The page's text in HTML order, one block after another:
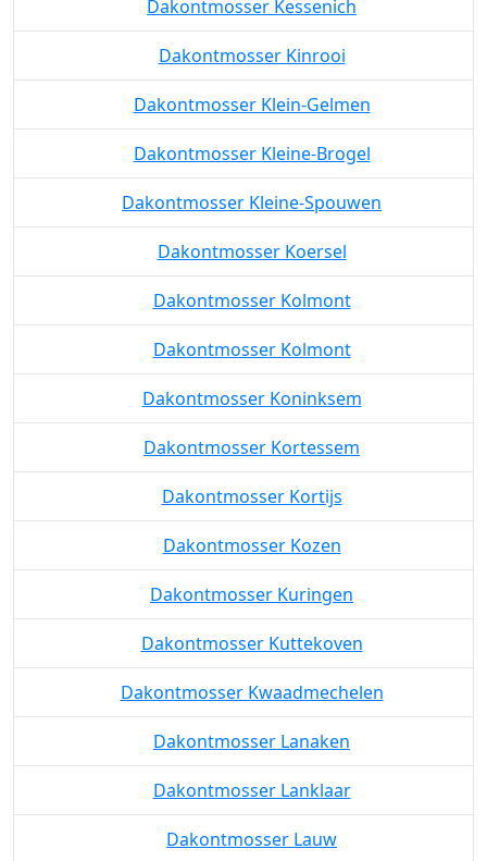
Dakontmosser Kessenich
Dakontmosser Kinrooi
Dakontmosser Klein-Gelmen
Dakontmosser Kleine-Brogel
Dakontmosser Kleine-Spouwen
Dakontmosser Koersel
Dakontmosser Kolmont
Dakontmosser Kolmont
Dakontmosser Koninksem
Dakontmosser Kortessem
Dakontmosser Kortijs
Dakontmosser Kozen
Dakontmosser Kuringen
Dakontmosser Kuttekoven
Dakontmosser Kwaadmechelen
Dakontmosser Lanaken
Dakontmosser Lanklaar
Dakontmosser Lauw